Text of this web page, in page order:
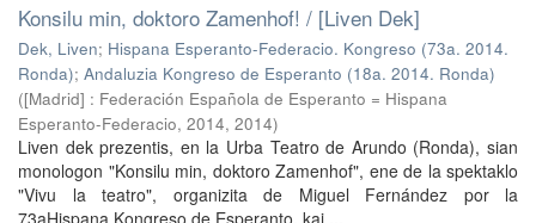
Konsilu min, doktoro Zamenhof! / [Liven Dek]
Dek, Liven; Hispana Esperanto-Federacio. Kongreso (73a. 2014.
Ronda); Andaluzia Kongreso de Esperanto (18a. 2014. Ronda)
([Madrid] : Federación Española de Esperanto = Hispana
Esperanto-Federacio, 2014, 2014)
Liven dek prezentis, en la Urba Teatro de Arundo (Ronda), sian
monologon "Konsilu min, doktoro Zamenhof", ene de la spektaklo
"Vivu la teatro", organizita de Miguel Fernández por la
73aHispana Kongreso de Esperanto. kaj ...